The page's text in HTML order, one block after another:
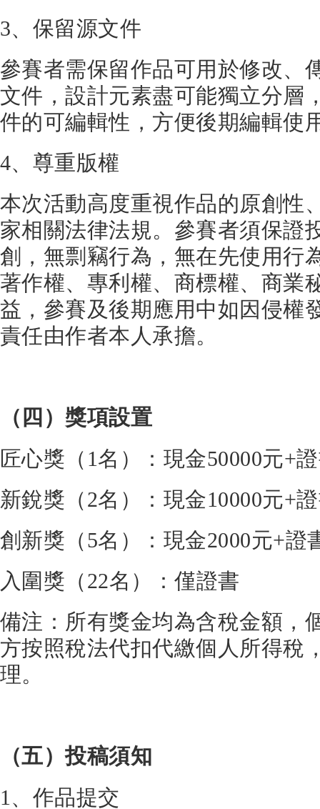
3、保留源文件
參賽者需保留作品可用於修改、
文件，設計元素盡可能獨立分層
件的可編輯性，方便後期編輯使
4、尊重版權
本次活動高度重視作品的原創性
家相關法律法規。參賽者須保證
創，無剽竊行為，無在先使用行
著作權、專利權、商標權、商業
益，參賽及後期應用中如因侵權
責任由作者本人承擔。
（四）獎項設置
匠心獎（1名）：現金50000元+
新銳獎（2名）：現金10000元+
創新獎（5名）：現金2000元+證
入圍獎（22名）：僅證書
備注：所有獎金均為含稅金額，
方按照稅法代扣代繳個人所得稅
理。
（五）投稿須知
1、作品提交